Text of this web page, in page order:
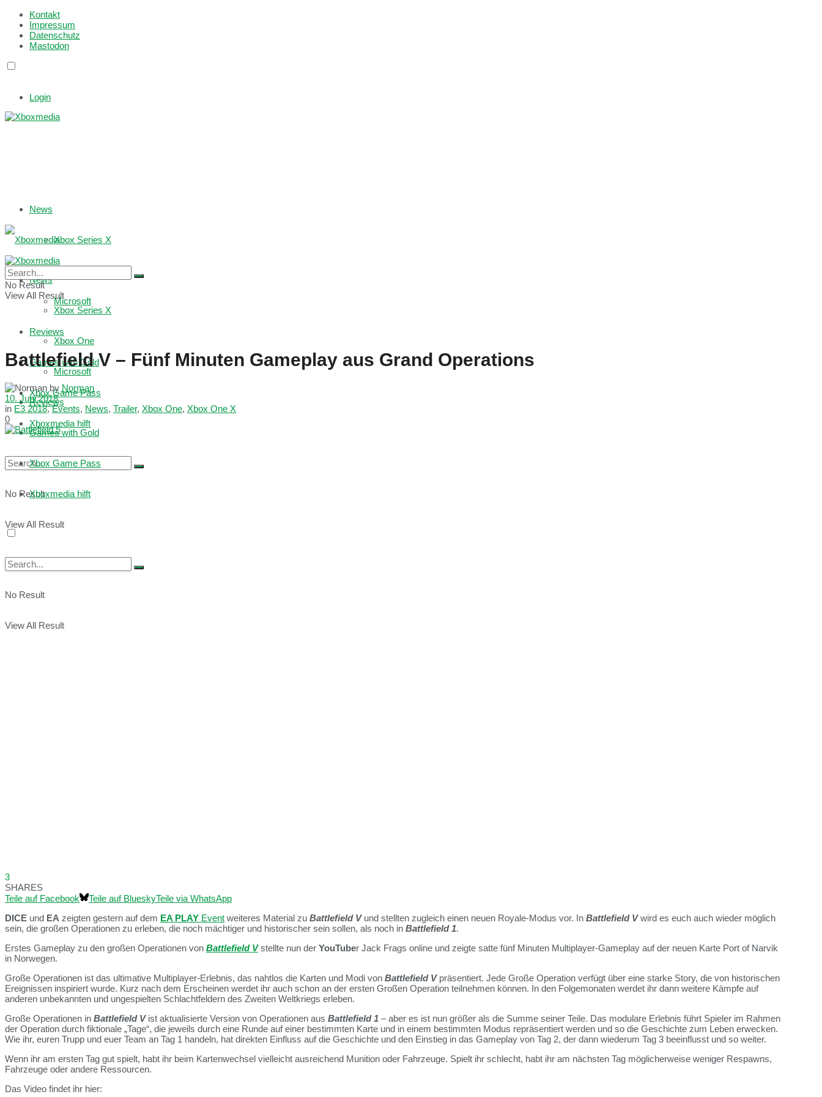
Kontakt
Impressum
Datenschutz
Mastodon
Login
News
Xbox Series X
Microsoft
Reviews
Games with Gold
Xbox Game Pass
Xboxmedia hilft
No Result
View All Result
News
Xbox Series X
Xbox One
Microsoft
Reviews
Games with Gold
Xbox Game Pass
Xboxmedia hilft
No Result
View All Result
No Result
View All Result
Battlefield V – Fünf Minuten Gameplay aus Grand Operations
by Norman
10. Juni 2018
in E3 2018,Events, News, Trailer, Xbox One, Xbox One X
0
3
SHARES
Teile auf Facebook
Teile auf BlueskyTeile via WhatsApp
DICE und EA zeigten gestern auf dem EA PLAY Event weiteres Material zu Battlefield Vund stellten zugleich einen neuen Royale-Modus vor. In Battlefield V wird es euch auch wieder möglich
sein, die großen Operationen zu erleben, die noch mächtiger und historischer sein sollen, als noch in Battlefield 1.
Erstes Gameplay zu den großen Operationen von Battlefield Vstellte nun der YouTuber Jack Frags online und zeigte satte fünf Minuten Multiplayer-Gameplay auf der neuen Karte Port of Narvik
in Norwegen.
Große Operationen ist das ultimative Multiplayer-Erlebnis, das nahtlos die Karten und Modi von Battlefield V präsentiert. Jede Große Operation verfügt über eine starke Story, die von historischen
Ereignissen inspiriert wurde. Kurz nach dem Erscheinen werdet ihr auch schon an der ersten Großen Operation teilnehmen können. In den Folgemonaten werdet ihr dann weitere Kämpfe auf
anderen unbekannten und ungespielten Schlachtfeldern des Zweiten Weltkriegs erleben.
Große Operationen in Battlefield Vist aktualisierte Version von Operationen aus Battlefield 1 – aber es ist nun größer als die Summe seiner Teile. Das modulare Erlebnis führt Spieler im Rahmen
der Operation durch fiktionale „Tage“, die jeweils durch eine Runde auf einer bestimmten Karte und in einem bestimmten Modus repräsentiert werden und so die Geschichte zum Leben erwecken.
Wie ihr, euren Trupp und euer Team an Tag 1 handeln, hat direkten Einfluss auf die Geschichte und den Einstieg in das Gameplay von Tag 2, der dann wiederum Tag 3 beeinflusst und so weiter.
Wenn ihr am ersten Tag gut spielt, habt ihr beim Kartenwechsel vielleicht ausreichend Munition oder Fahrzeuge. Spielt ihr schlecht, habt ihr am nächsten Tag möglicherweise weniger Respawns,
Fahrzeuge oder andere Ressourcen.
Das Video findet ihr hier: